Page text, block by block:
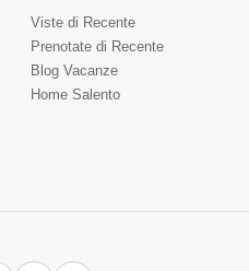
Viste di Recente
Prenotate di Recente
Blog Vacanze
Home Salento